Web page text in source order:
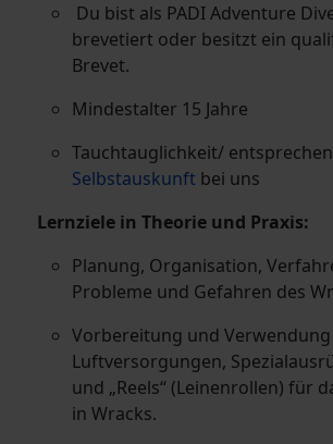
Du bist als PADI Adventure
brevetiert oder besitzt ein
Brevet.
Mindestalter 15 Jahre
Tauchtauglichkeit/
Selbstauskunft bei uns
Lernziele in Theorie und Praxis:
Planung, Organisation,
Probleme und Gefahren des
Vorbereitung und Verwendung
Luftversorgungen,
und „Reels“ (Leinenrollen) für
in Wracks.